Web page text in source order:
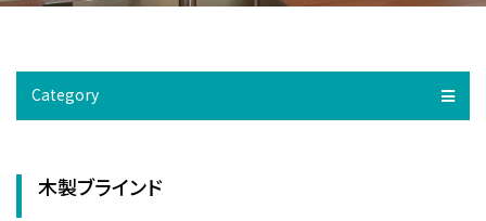
Category
木製ブラインド